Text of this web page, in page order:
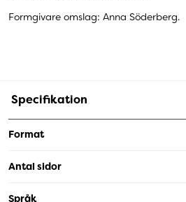
Formgivare omslag: Anna Söderberg.
Specifikation
Format
Antal sidor
Språk